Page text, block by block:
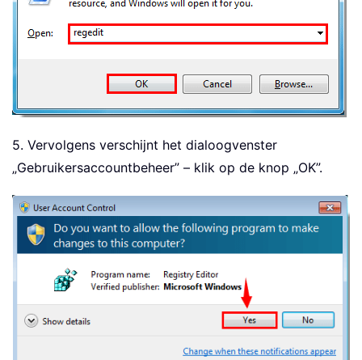
5. Vervolgens verschijnt het dialoogvenster
„Gebruikersaccountbeheer” – klik op de knop „OK”.